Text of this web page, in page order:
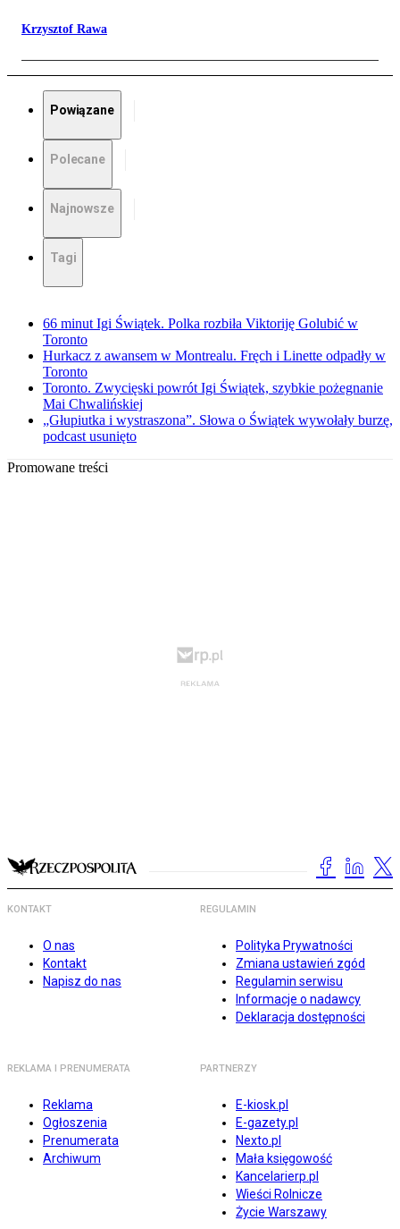
Krzysztof Rawa
Powiązane
Polecane
Najnowsze
Tagi
66 minut Igi Świątek. Polka rozbiła Viktoriję Golubić w
Toronto
Hurkacz z awansem w Montrealu. Fręch i Linette odpadły w
Toronto
Toronto. Zwycięski powrót Igi Świątek, szybkie pożegnanie
Mai Chwalińskiej
„Głupiutka i wystraszona”. Słowa o Świątek wywołały burzę,
podcast usunięto
Promowane treści
KONTAKT
O nas
Kontakt
Napisz do nas
REGULAMIN
Polityka Prywatności
Zmiana ustawień zgód
Regulamin serwisu
Informacje o nadawcy
Deklaracja dostępności
REKLAMA I PRENUMERATA
Reklama
Ogłoszenia
Prenumerata
Archiwum
PARTNERZY
E-kiosk.pl
E-gazety.pl
Nexto.pl
Mała księgowość
Kancelarierp.pl
Wieści Rolnicze
Życie Warszawy